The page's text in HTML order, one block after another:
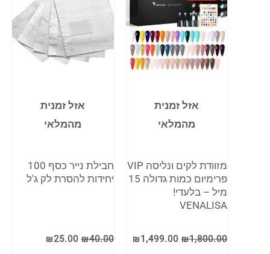
אזל זמנית
מהמלאי
מזוודת לקים ונליסה VIP
פרימיום כמות גדולה 15
מיל – בלעדי!
VENALISA
₪1,800.00
המחיר
המקורי
₪1,499.00
המחיר
הנוכחי
אזל זמנית
מהמלאי
חבילת נייר כסף 100
יחידות להסרת לק ג'ל
₪40.00
המחיר
המקורי
₪25.00